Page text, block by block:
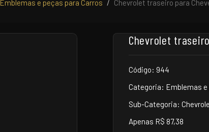
Emblemas e peças para Carros Chevrolet traseiro para
Chevrolet
Código: 944
Categoria: Emblemas e
Sub-Categoria:
Apenas R$ 87,38